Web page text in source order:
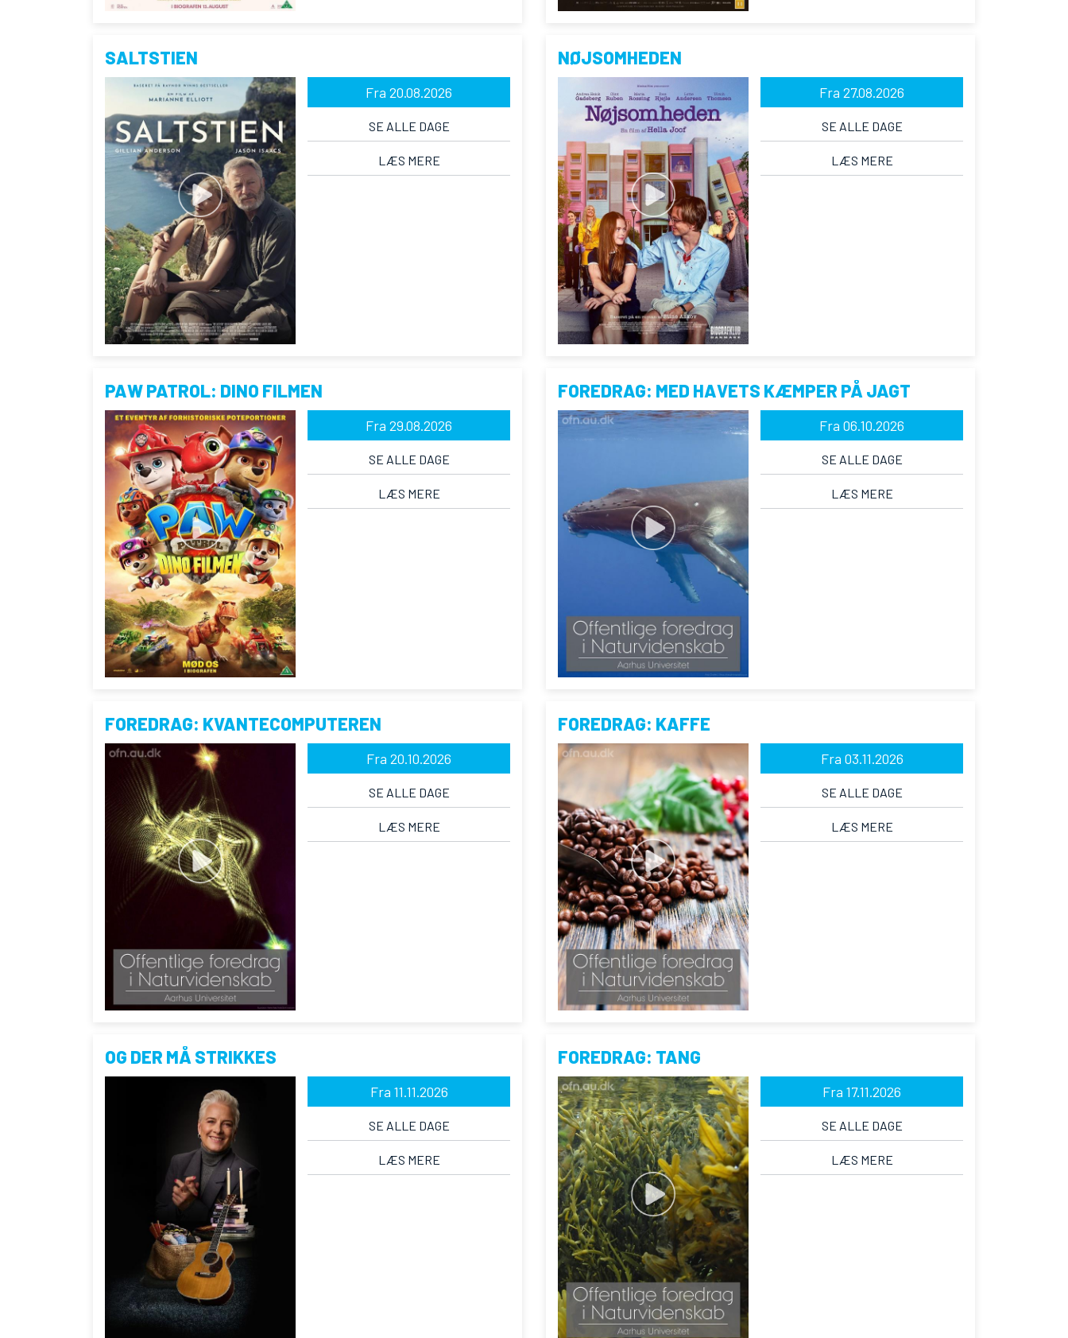
SALTSTIEN
Fra 20.08.2026
SE ALLE DAGE
LÆS MERE
NØJSOMHEDEN
Fra 27.08.2026
SE ALLE DAGE
LÆS MERE
PAW PATROL: DINO FILMEN
Fra 29.08.2026
SE ALLE DAGE
LÆS MERE
FOREDRAG: MED HAVETS KÆMPER PÅ JAGT
Fra 06.10.2026
SE ALLE DAGE
LÆS MERE
FOREDRAG: KVANTECOMPUTEREN
Fra 20.10.2026
SE ALLE DAGE
LÆS MERE
FOREDRAG: KAFFE
Fra 03.11.2026
SE ALLE DAGE
LÆS MERE
OG DER MÅ STRIKKES
Fra 11.11.2026
SE ALLE DAGE
LÆS MERE
FOREDRAG: TANG
Fra 17.11.2026
SE ALLE DAGE
LÆS MERE